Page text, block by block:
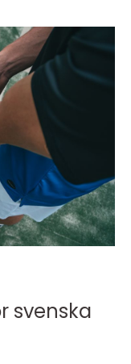
svenska